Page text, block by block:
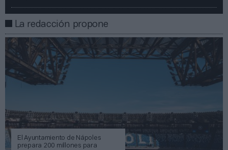
La redacción propone
El Ayuntamiento de Nápoles
prepara 200 millones para